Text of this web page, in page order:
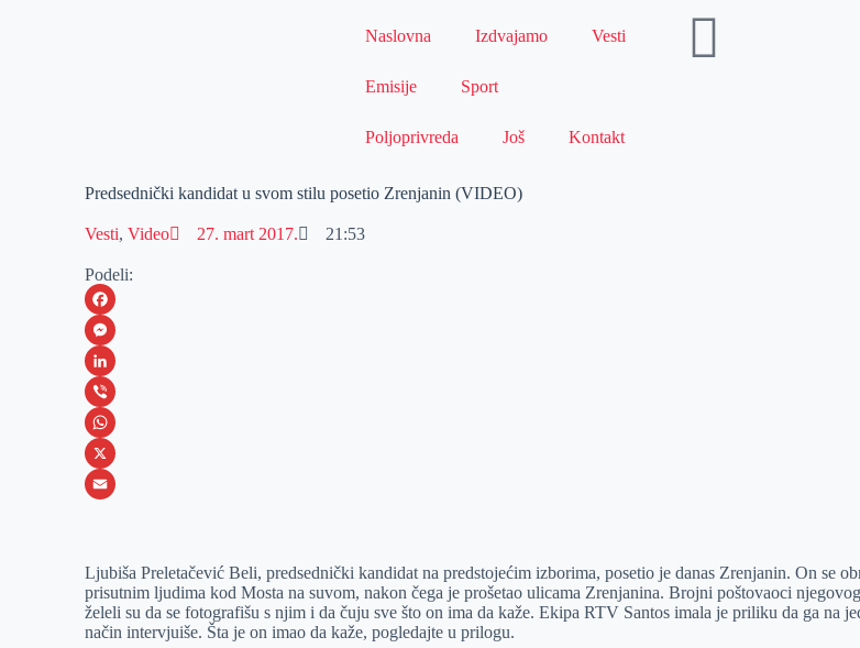
Naslovna Izdvajamo Vesti
Emisije Sport
Poljoprivreda Još Kontakt
Predsednički kandidat u svom stilu posetio Zrenjanin (VIDEO)
Vesti,Video 27. mart 2017. 21:53
Podeli:
F
a
c
e
b
o
M
e
s
s
e
e
r
L
i
n
k
I
n
V
i
b
W
h
s
A
p
X
a
i
l
Ljubiša Preletačević Beli, predsednički kandidat na predstojećim izborima, posetio je danas Zrenjanin. On se
prisutnim ljudima kod Mosta na suvom, nakon čega je prošetao ulicama Zrenjanina. Brojni poštovaoci
želeli su da se fotografišu s njim i da čuju sve što on ima da kaže. Ekipa RTV Santos imala je priliku da ga na
način intervjuiše. Šta je on imao da kaže, pogledajte u prilogu.